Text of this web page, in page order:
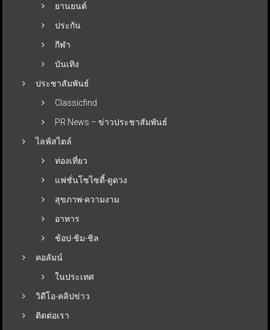
ยานยนต์
ประกัน
กีฬา
บันเทิง
ประชาสัมพันธ์
Classicfind
PR News – ข่าวประชาสัมพันธ์
ไลฟ์สไตล์
ท่องเที่ยว
แฟชั่นโซไซตี้-ดูดวง
สุขภาพ-ความงาม
อาหาร
ช้อป-ชิม-ชิล
คอลัมน์
ในประเทศ
วิดีโอ-คลิปข่าว
ติดต่อเรา